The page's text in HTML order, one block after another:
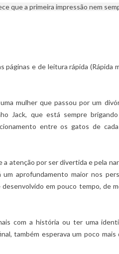
que a primeira impressão nem
páginas e de leitura rápida (Rápida
mulher que passou por um
Jack, que está sempre
entre os gatos de
atenção por ser divertida e pela
aprofundamento maior nos
em pouco tempo, de
com a história ou ter uma
também esperava um poco